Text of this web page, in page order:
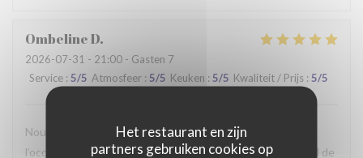
Het restaurant en zijn
partners gebruiken cookies op
OmbelineD
2026-07-31 - 21:00 - Gasten 7
Service : 5/5 Atmosfeer : 5/5 Keuken : 5/5 Kwaliteit / Prijs : 5/5
Nous avons passé un agréable moment en famille. Ce fut
l’occasion, pour certains d’entre nous, de découvrir le Nord de